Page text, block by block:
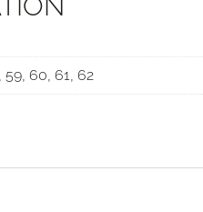
59, 60, 61, 62